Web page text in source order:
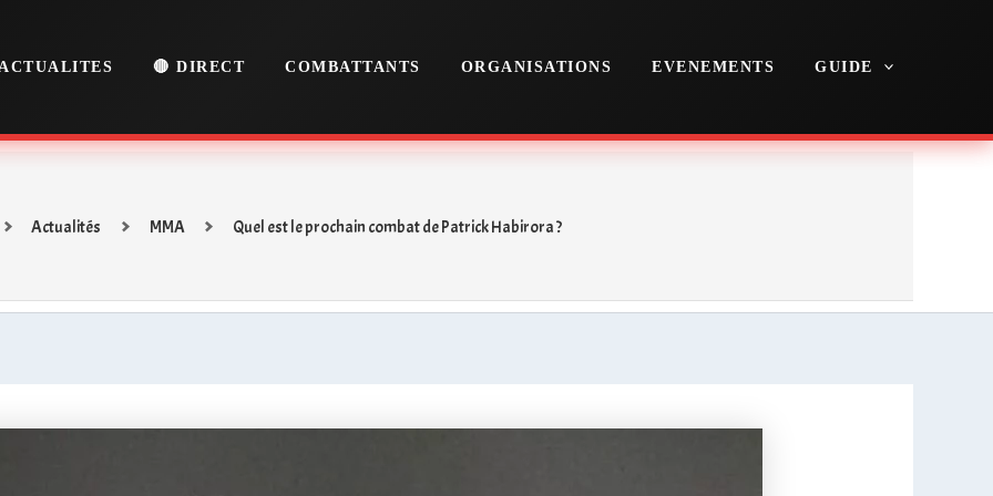
ACTUALITES 🔴 DIRECT COMBATTANTS ORGANISATIONS EVENEMENTS GUIDE
Actualités MMA Quel est le prochain combat de Patrick Habirora ?